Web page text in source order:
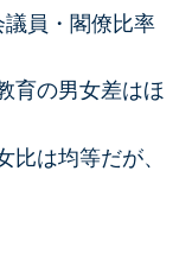
員・閣僚比率
育の男女差はほ
比は均等だが、